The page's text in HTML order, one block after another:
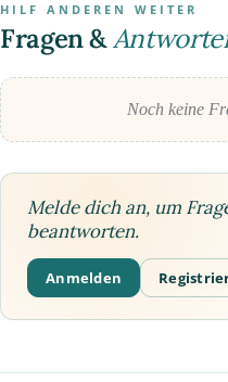
HILF ANDEREN WEITER
Fragen &
Noch keine
Melde dich an, um
beantworten.
Anmelden